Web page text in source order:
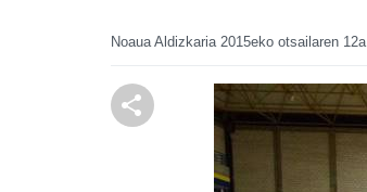
Noaua Aldizkaria 2015eko otsailaren 12a